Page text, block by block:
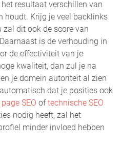
resultaat verschillen van
houdt. Krijg je veel backlinks
zal dit ook de score van
is de verhouding in
de effectiviteit van je
kwaliteit, dan zul je na
je domein autoriteit al zien
dat je posities ook
SEO oftechnische SEO
nodig heeft, zal het
minder invloed hebben